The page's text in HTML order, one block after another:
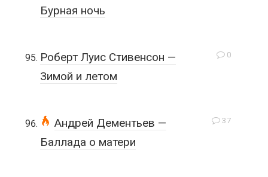
Бурная ночь
0
Роберт Луис Стивенсон —
Зимой и летом
37
Андрей Дементьев —
Баллада о матери